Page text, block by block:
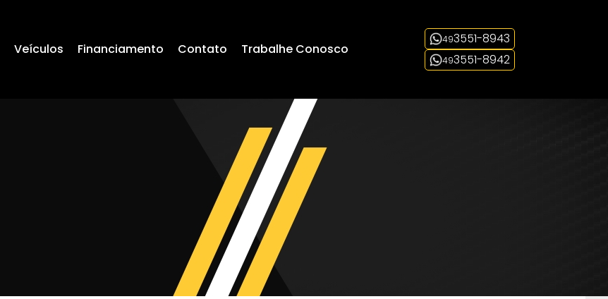
Veículos Financiamento Contato Trabalhe Conosco
493551-8943
493551-8942